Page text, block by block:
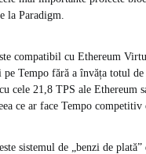
la Paradigm.
compatibil cu Ethereum
Tempo fără a învăța totul
cele 21,8 TPS ale Ethereum
ce ar face Tempo
sistemul de „benzi de